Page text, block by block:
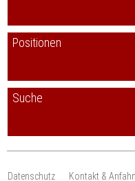
Positionen
Suche
Datenschutz Kontakt &